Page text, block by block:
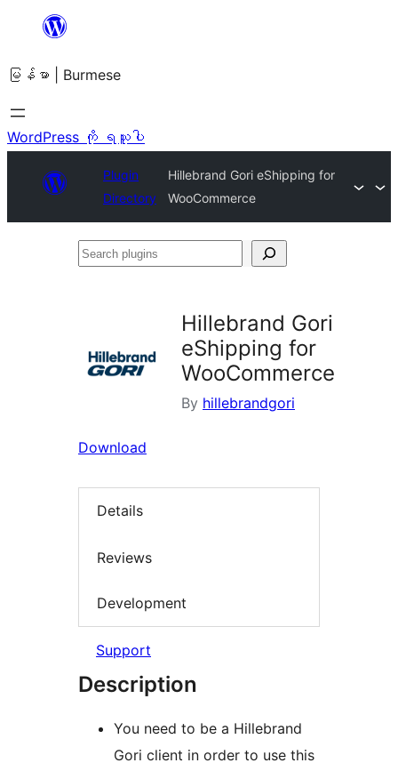
အကြောင်းအရာ
ကျော်သွား
ရန်
မြန်မာ | Burmese
WordPress ကို ရယူပါ
Plugin
Directory
Hillebrand Gori eShipping for
WooCommerce
Search
Hillebrand Gori
eShipping for
WooCommerce
By hillebrandgori
Download
Details
Reviews
Development
Support
Description
You need to be a Hillebrand
Gori client in order to use this